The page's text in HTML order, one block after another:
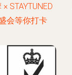
STAYTUNED
会等你打卡